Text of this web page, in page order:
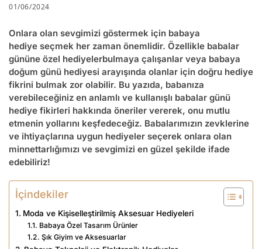
01/06/2024
Onlara olan sevgimizi göstermek için babaya
hediye seçmek her zaman önemlidir. Özellikle babalar
gününe özel hediyelerbulmaya çalışanlar veya babaya
doğum günü hediyesi arayışında olanlar için doğru hediye
fikrini bulmak zor olabilir. Bu yazıda, babanıza
verebileceğiniz en anlamlı ve kullanışlı babalar günü
hediye fikirleri hakkında öneriler vererek, onu mutlu
etmenin yollarını keşfedeceğiz. Babalarımızın zevklerine
ve ihtiyaçlarına uygun hediyeler seçerek onlara olan
minnettarlığımızı ve sevgimizi en güzel şekilde ifade
edebiliriz!
İçindekiler
Moda ve Kişiselleştirilmiş Aksesuar Hediyeleri
Babaya Özel Tasarım Ürünler
Şık Giyim ve Aksesuarlar